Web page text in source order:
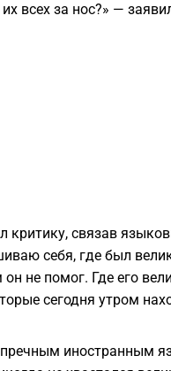
всех за нос?» —
связав
себя, где был
не помог. Где его
сегодня утром
иностранным